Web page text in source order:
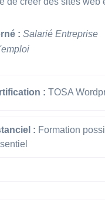
: Salarié Entreprise
: TOSA
: Formation